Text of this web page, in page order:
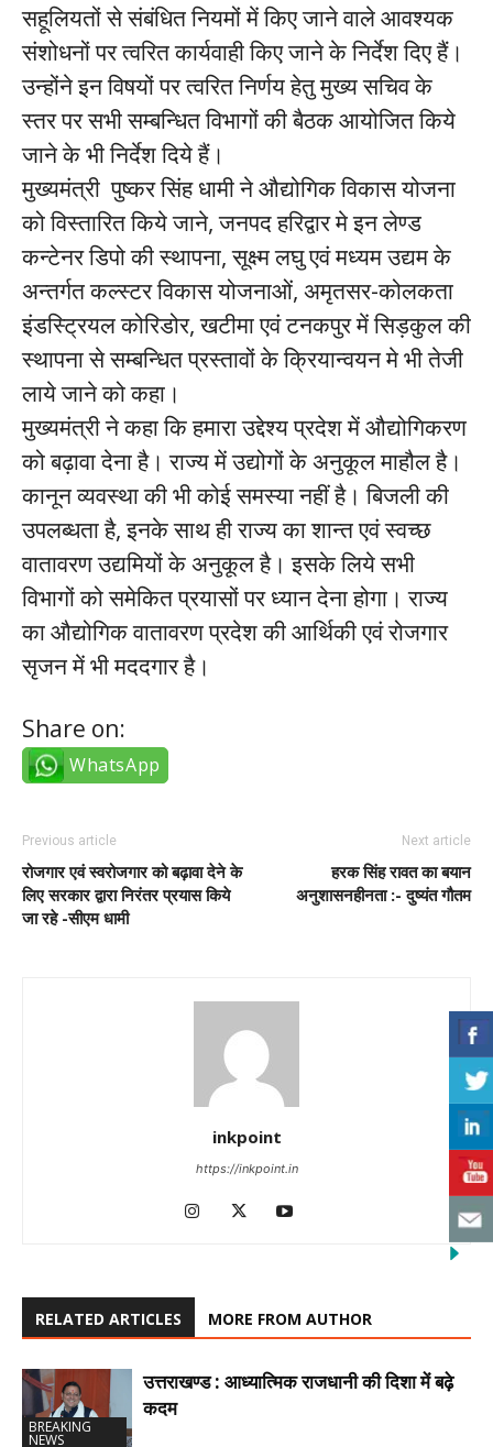
सहूलियतों से संबंधित नियमों में किए जाने वाले आवश्यक
संशोधनों पर त्वरित कार्यवाही किए जाने के निर्देश दिए हैं।
उन्होंने इन विषयों पर त्वरित निर्णय हेतु मुख्य सचिव के
स्तर पर सभी सम्बन्धित विभागों की बैठक आयोजित किये
जाने के भी निर्देश दिये हैं।
मुख्यमंत्री पुष्कर सिंह धामी ने औद्योगिक विकास योजना
को विस्तारित किये जाने, जनपद हरिद्वार मे इन लेण्ड
कन्टेनर डिपो की स्थापना, सूक्ष्म लघु एवं मध्यम उद्यम के
अन्तर्गत कल्स्टर विकास योजनाओं, अमृतसर-कोलकता
इंडस्ट्रियल कोरिडोर, खटीमा एवं टनकपुर में सिड़कुल की
स्थापना से सम्बन्धित प्रस्तावों के क्रियान्वयन मे भी तेजी
लाये जाने को कहा।
मुख्यमंत्री ने कहा कि हमारा उद्देश्य प्रदेश में औद्योगिकरण
को बढ़ावा देना है। राज्य में उद्योगों के अनुकूल माहौल है।
कानून व्यवस्था की भी कोई समस्या नहीं है। बिजली की
उपलब्धता है, इनके साथ ही राज्य का शान्त एवं स्वच्छ
वातावरण उद्यमियों के अनुकूल है। इसके लिये सभी
विभागों को समेकित प्रयासों पर ध्यान देना होगा। राज्य
का औद्योगिक वातावरण प्रदेश की आर्थिकी एवं रोजगार
सृजन में भी मददगार है।
Share on:
WhatsApp
Previous article
रोजगार एवं स्वरोजगार को बढ़ावा देने के
लिए सरकार द्वारा निरंतर प्रयास किये
जा रहे -सीएम धामी
Next article
हरक सिंह रावत का बयान
अनुशासनहीनता :- दुष्यंत गौतम
inkpoint
https://inkpoint.in
RELATED ARTICLES MORE FROM AUTHOR
BREAKING
NEWS
उत्तराखण्ड : आध्यात्मिक राजधानी की दिशा में बढ़े
कदम